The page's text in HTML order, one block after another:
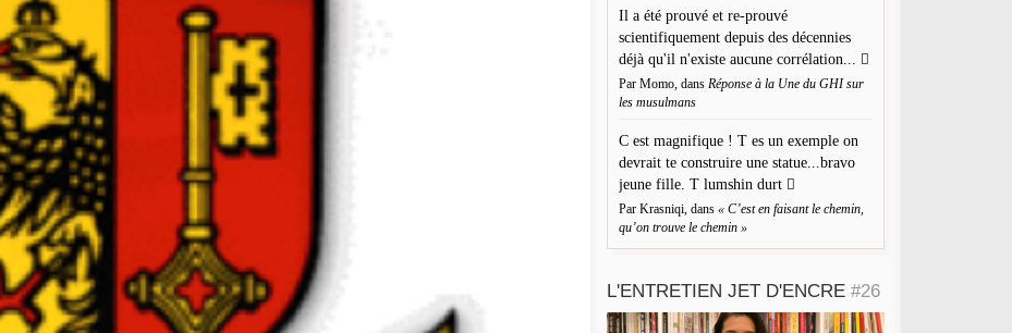
Merci ThomasIl a été prouvé et re-prouvé
scientifiquement depuis des décennies
déjà qu'il n'existe aucune corrélation...
Par Momo, dans Réponse à la Une du GHI sur
les musulmans
C est magnifique ! T es un exemple on
devrait te construire une statue...bravo
jeune fille. T lumshin durt
Par Krasniqi, dans « C’est en faisant le chemin,
qu’on trouve le chemin »
L'ENTRETIEN JET D'ENCRE #26